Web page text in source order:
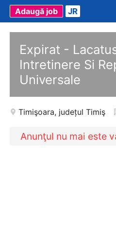
Adaugă job JR
Expirat -
Intretinere Si
Universale
Timişoara, județul Timiş
Anunţul nu mai este